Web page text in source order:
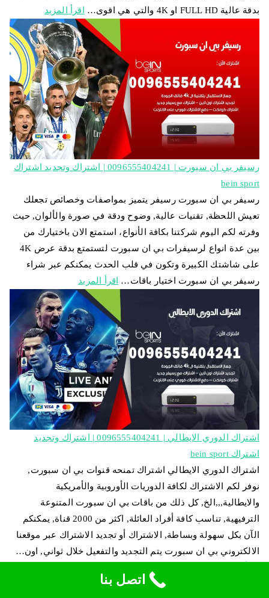
بدقة عالية FULL HD او 4K والتي هي اقوى…
اقرأ المزيد
رسيفر بي ان سبورت | 0096555404241 | اشتراك وتجديد اشتراك
bein sport
رسيفر بي ان سبورت رسيفر يتميز بمواصفات وخصائص تجعلك
تعيش اللحظة, تقنيات عالية, وضوح ودقة في صورة والألوان, حيث
وفرته لكم اليوم شركتنا بكافة الأنواع، استمتع الان باختيارك من
بين عدة انواع لرسيفرات بي ان سبورت لتستمتع بدقة عرض 4K
على شاشتك الكبيرة وتكون في قلب الحدث يمكنكم عبر شراء
رسيفر بي ان سبورت اختيار باقات…
اقرأ المزيد
اشتراك الدوري الايطالي | 0096555404241 | اشتراك وتجديد
اشتراك bein sport
اشتراك الدوري الايطالي اشتراك تمنحه قنوات بي ان سبورت,
نوفر لكم الاشتراك لكافة الدوريات الأوروبية والأمريكية
والايطالية,,,الخ, كل ذلك من باقات بي ان سبورت المتنوعة
الترفيهية, تناسب كافة أفراد العائلة, اكثر من 2000 قناة, يمكنكم
الآن بكل سهولة وبساطة, الاشتراك أو تجديد الاشتراك عبر موقعنا
الالكتروني بي ان سبورت يتم التجديد والتفعيل خلال ثواني, اون…
اتصل بنا